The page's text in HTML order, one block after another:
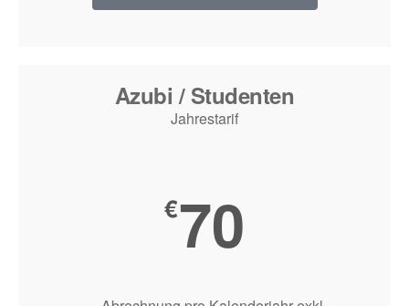
Azubi / Studenten
Jahrestarif
€70